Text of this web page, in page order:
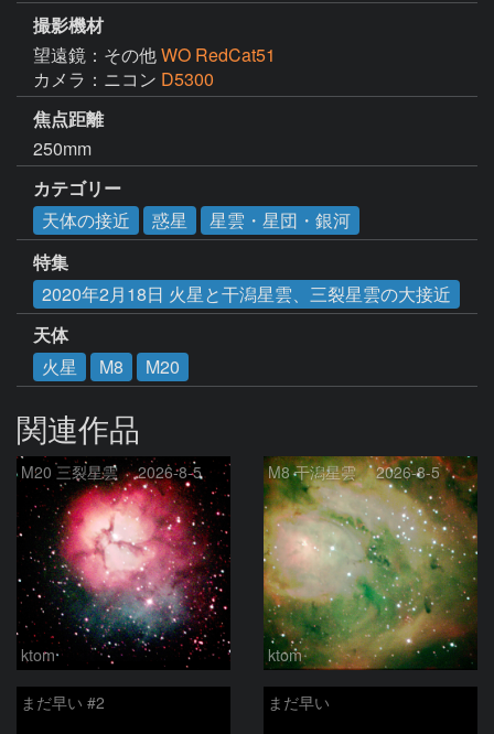
撮影機材
望遠鏡：その他WO RedCat51
カメラ：ニコン D5300
焦点距離
250mm
カテゴリー
天体の接近
惑星
星雲・星団・銀河
特集
2020年2月18日 火星と干潟星雲、三裂星雲の大接近
天体
火星
M8 M20
関連作品
M20 三裂星雲 2026-8-5
ktom
M8 干潟星雲 2026-8-5
ktom
まだ早い #2 まだ早い